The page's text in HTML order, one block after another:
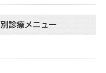
診療メニュー